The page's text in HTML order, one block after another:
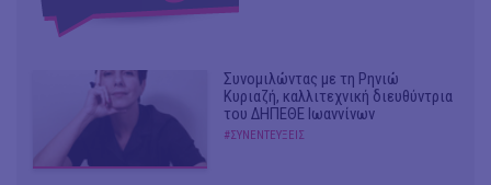
Συνομιλώντας με τη Ρηνιώ
Κυριαζή, καλλιτεχνική διευθύντρια
του ΔΗΠΕΘΕ Ιωαννίνων
#ΣΥΝΕΝΤΕΥΞΕΙΣ